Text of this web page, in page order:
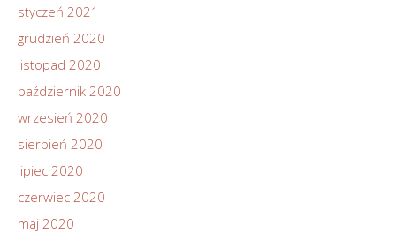
styczeń 2021
grudzień 2020
listopad 2020
październik 2020
wrzesień 2020
sierpień 2020
lipiec 2020
czerwiec 2020
maj 2020